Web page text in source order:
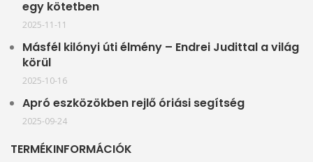
egy kötetben
2025-11-11
Másfél kilónyi úti élmény – Endrei Judittal a világ
körül
2025-10-16
Apró eszközökben rejlő óriási segítség
2025-09-24
TERMÉKINFORMÁCIÓK